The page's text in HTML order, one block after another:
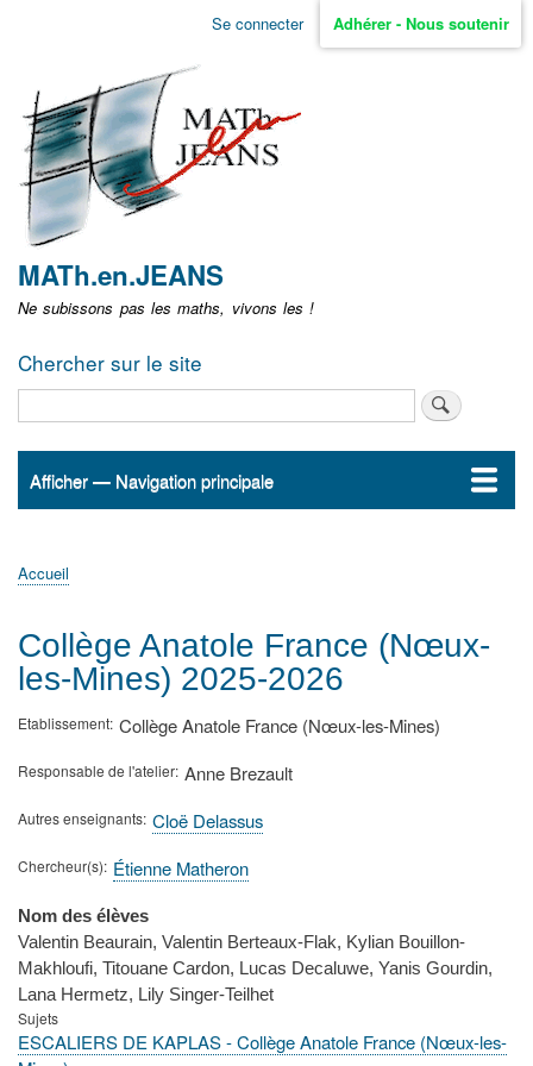
Aller
non
identifié
Se connecter Adhérer - Nous soutenir
MATh.en.JEANS
Ne subissons pas les maths, vivons les !
Chercher sur le site
Navigation
Afficher — Navigation principale
Accueil
ActualitésMATh.en.JEANS ?
Régions et Ateliers
Créer, gérer un atelier
Sujets/Publications
Congrès
d'Ariane
Accueil
Collège Anatole France (Nœux-
les-Mines) 2025-2026
Etablissement Collège Anatole France (Nœux-les-Mines)
Responsable de l'atelier Anne Brezault
Autres enseignants Cloë Delassus
Chercheur(s) Étienne Matheron
Nom des élèves
Valentin Beaurain, Valentin Berteaux-Flak, Kylian Bouillon-
Makhloufi, Titouane Cardon, Lucas Decaluwe, Yanis Gourdin,
Lana Hermetz, Lily Singer-Teilhet
Sujets
ESCALIERS DE KAPLAS - Collège Anatole France (Nœux-les-